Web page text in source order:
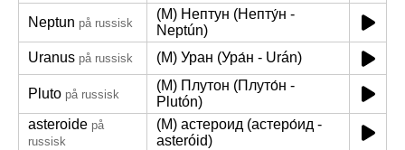
Neptun på russisk
(M) Нептун (Непту́н -
Neptún)
Uranus på russisk (M) Уран (Ура́н - Urán)
Pluto på russisk
(M) Плутон (Плуто́н -
Plutón)
asteroide på
russisk
(M) астероид (астеро́ид -
asteróid)